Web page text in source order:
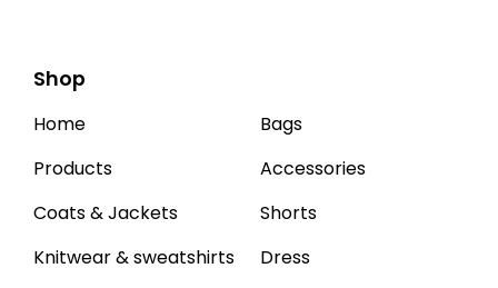
Shop
Home
Products
Coats & Jackets
Knitwear & sweatshirts
Bags
Accessories
Shorts
Dress